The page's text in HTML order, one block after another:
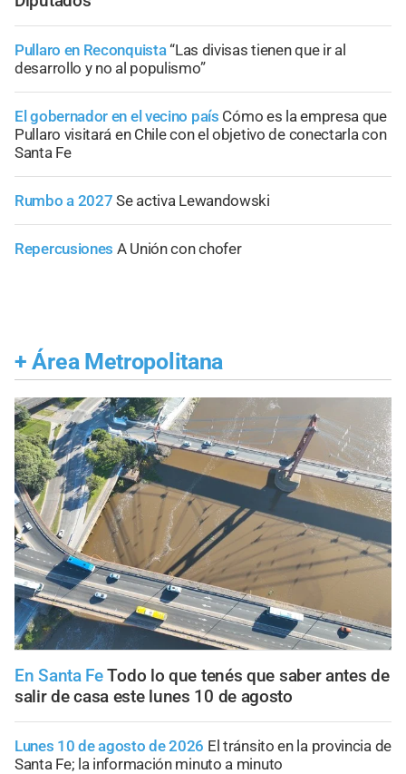
Pullaro en Reconquista“Las divisas tienen que ir al
desarrollo y no al populismo”
El gobernador en el vecino país Cómo es la empresa que
Pullaro visitará en Chile con el objetivo de conectarla con
Santa Fe
Rumbo a 2027 Se activa Lewandowski
Repercusiones A Unión con chofer
+ Área Metropolitana
En Santa FeTodo lo que tenés que saber antes de
salir de casa este lunes 10 de agosto
Lunes 10 de agosto de 2026 El tránsito en la provincia de
Santa Fe; la información minuto a minuto